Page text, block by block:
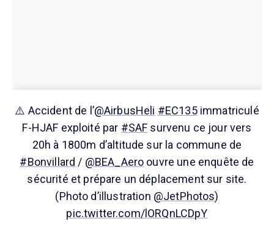
⚠️ Accident de l’@AirbusHeli #EC135immatriculé
F-HJAF exploité par #SAF survenu ce jour vers
20h à 1800m d’altitude sur la commune de
#Bonvillard / @BEA_Aero ouvre une enquête de
sécurité et prépare un déplacement sur site.
(Photo d’illustration @JetPhotos)
pic.twitter.com/lORQnLCDpY